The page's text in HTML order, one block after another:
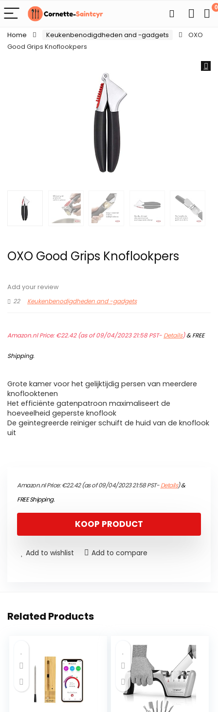
0
Home Keukenbenodigdheden and -gadgets
OXO
Good Grips Knoflookpers
OXO Good Grips Knoflookpers
Add your review
22
Keukenbenodigdheden and -gadgets
Amazon.nl Price:€22.42(as of 09/04/2023 21:58 PST- Details)&FREE
Shipping.
Grote kamer voor het gelijktijdig persen van meerdere
knoflooktenen
Het efficiënte gatenpatroon maximaliseert de
hoeveelheid geperste knoflook
De geïntegreerde reiniger schuift de huid van de knoflook
uit
Amazon.nl Price:€22.42(as of 09/04/2023 21:58 PST-Details)&
FREE Shipping.
KOOP PRODUCT
Add to wishlist Add to compare
Related Products